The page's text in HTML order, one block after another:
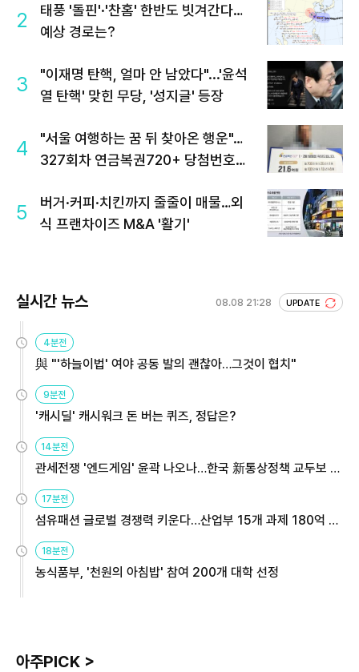
2
태풍 '돌핀'·'찬홈' 한반도 빗겨간다…
예상 경로는?
3
"이재명 탄핵, 얼마 안 남았다"...'윤석
열 탄핵' 맞힌 무당, '성지글' 등장
4
"서울 여행하는 꿈 뒤 찾아온 행운"…
327회차 연금복권720+ 당첨번호조
5
버거·커피·치킨까지 줄줄이 매물…외
식 프랜차이즈 M&A '활기'
실시간 뉴스 08.08 21:28 UPDATE
4분전
與 "'하늘이법' 여야 공동 발의 괜찮아…그것이 협치"
9분전
'캐시딜' 캐시워크 돈 버는 퀴즈, 정답은?
14분전
관세전쟁 '엔드게임' 윤곽 나오나…한국 新통상정책 교두보 활
17분전
섬유패션 글로벌 경쟁력 키운다…산업부 15개 과제 180억 지
18분전
농식품부, '천원의 아침밥' 참여 200개 대학 선정
아주PICK >